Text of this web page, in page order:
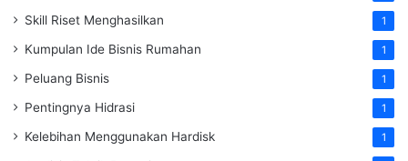
Skill Riset Menghasilkan 1
Kumpulan Ide Bisnis Rumahan 1
Peluang Bisnis 1
Pentingnya Hidrasi 1
Kelebihan Menggunakan Hardisk 1